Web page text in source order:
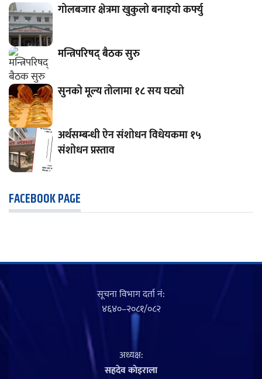
गोलबजार क्षेत्रमा खुकुलो बनाइयो कर्फ्यु
मन्त्रिपरिषद् बैठक सुरु
सुनको मूल्य तोलामा १८ सय घट्यो
अर्थसम्बन्धी ऐन संशोधन विधेयकमा १५
संशोधन प्रस्ताव
FACEBOOK PAGE
सूचना विभाग दर्ता नं‍:
४६४०–२०८१/०८२
अध्यक्ष:
सहदेव काेइराला